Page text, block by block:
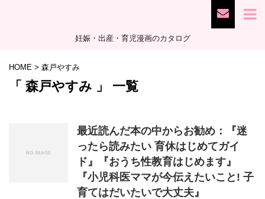
妊娠・出産・育児漫画のカタログ
HOME > 森戸やすみ
「 森戸やすみ 」 一覧
最近読んだ本の中からお勧め：『迷
ったら読みたい 育休はじめてガイ
ド』『おうち性教育はじめます』
『小児科医ママが今伝えたいこと! 子
育てはだいたいで大丈夫』